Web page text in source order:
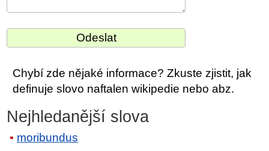
Chybí zde nějaké informace? Zkuste zjistit, jak
definuje slovo naftalen wikipedie nebo abz.
Nejhledanější slova
moribundus